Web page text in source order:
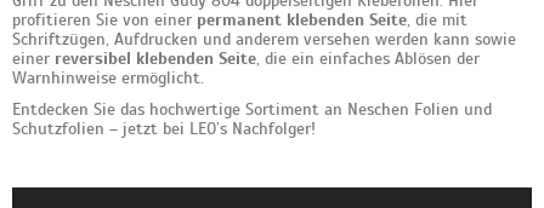
profitieren Sie von einer permanent klebenden Seite, die mit
Schriftzügen, Aufdrucken und anderem versehen werden kann sowie
einer reversibel klebenden Seite, die ein einfaches Ablösen der
Warnhinweise ermöglicht.
Entdecken Sie das hochwertige Sortiment an Neschen Folien und
Schutzfolien – jetzt bei LEO’s Nachfolger!